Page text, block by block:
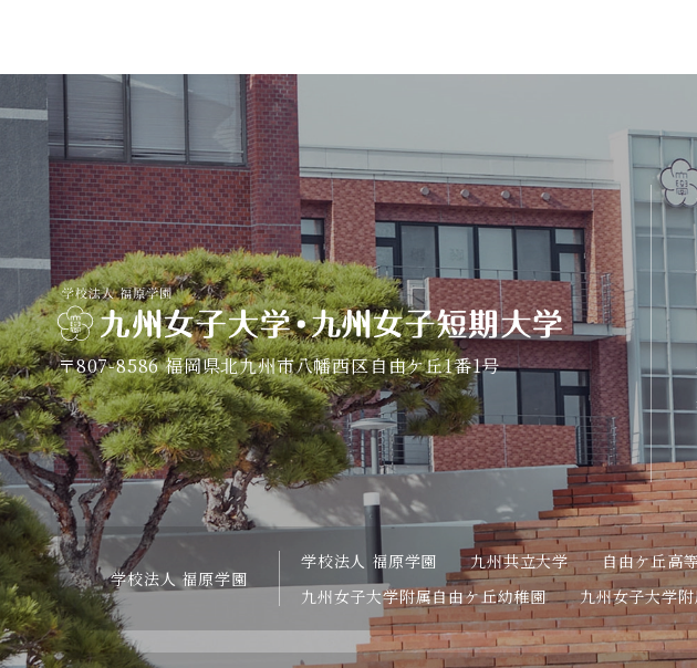
〒807-8586福岡県北九州市八幡西区自由ケ丘1番1号
学校法人 福原学園
学校法人 福原学園 九州共立大学 自由ケ丘高
九州女子大学附属自由ケ丘幼稚園
九州女子大学